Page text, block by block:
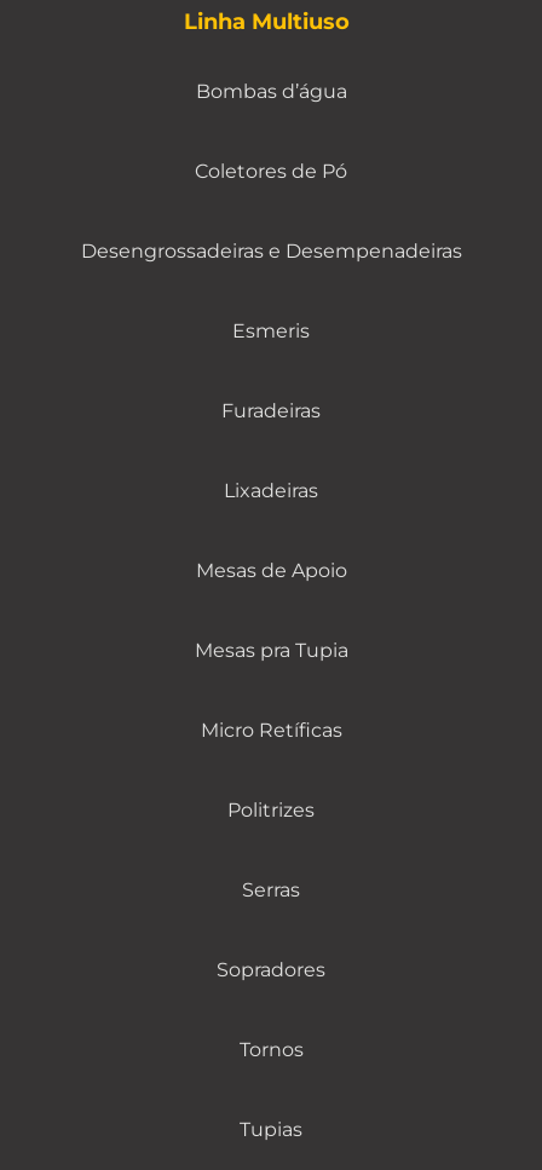
Linha Multiuso
Bombas d’água
Coletores de Pó
Desengrossadeiras e Desempenadeiras
Esmeris
Furadeiras
Lixadeiras
Mesas de Apoio
Mesas pra Tupia
Micro Retíficas
Politrizes
Serras
Sopradores
Tornos
Tupias